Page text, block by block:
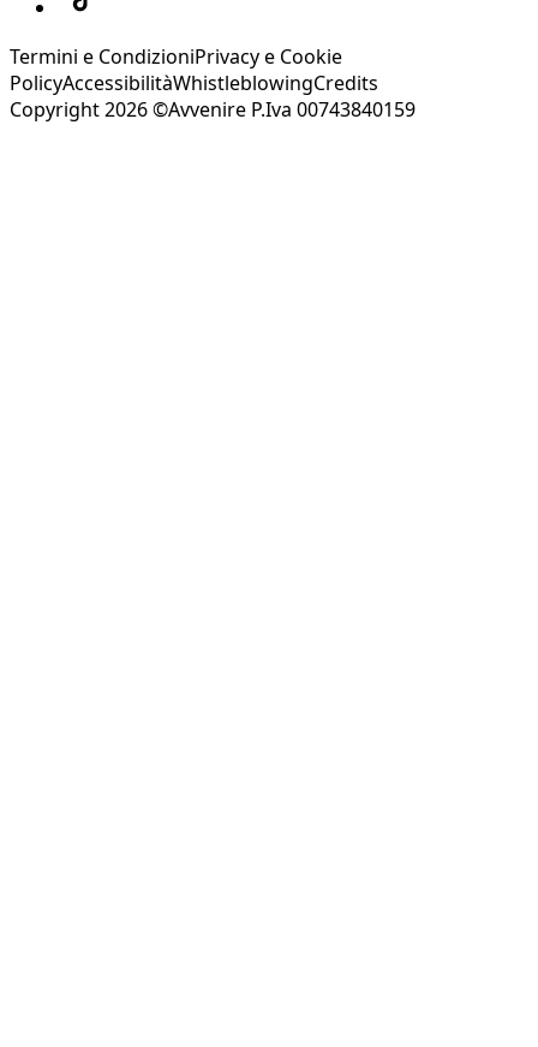
Termini e CondizioniPrivacy e Cookie
PolicyAccessibilitàWhistleblowingCredits
Copyright 2026 ©Avvenire P.Iva 00743840159